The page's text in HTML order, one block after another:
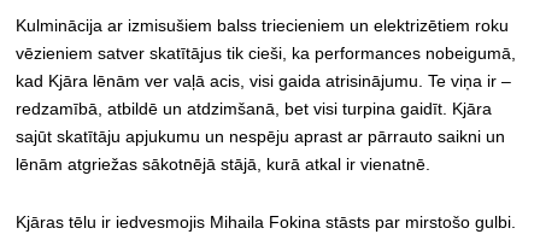
Kulminācija ar izmisušiem balss triecieniem un elektrizētiem roku
vēzieniem satver skatītājus tik cieši, ka performances nobeigumā,
kad Kjāra lēnām ver vaļā acis, visi gaida atrisinājumu. Te viņa ir –
redzamībā, atbildē un atdzimšanā, bet visi turpina gaidīt. Kjāra
sajūt skatītāju apjukumu un nespēju aprast ar pārrauto saikni un
lēnām atgriežas sākotnējā stājā, kurā atkal ir vienatnē.
Kjāras tēlu ir iedvesmojis Mihaila Fokina stāsts par mirstošo gulbi.